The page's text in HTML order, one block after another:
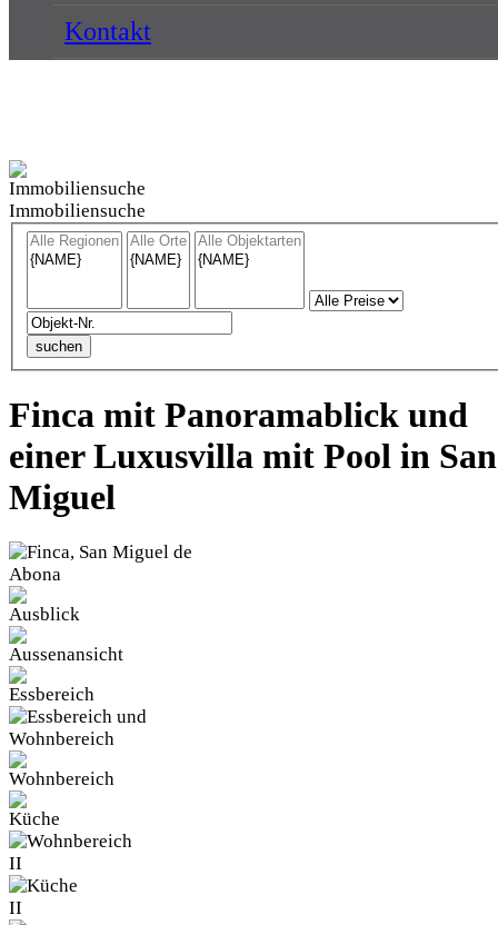
Kontakt
Immobiliensuche
Finca mit Panoramablick und
einer Luxusvilla mit Pool in San
Miguel